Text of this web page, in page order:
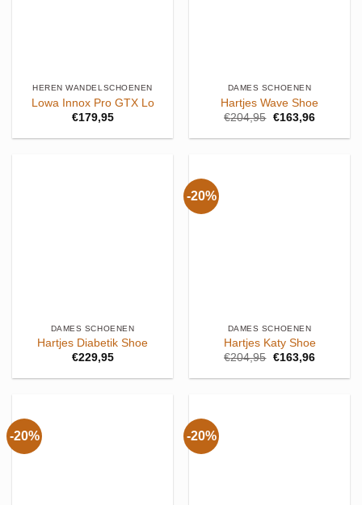
HEREN WANDELSCHOENEN
Lowa Innox Pro GTX Lo
€179,95
DAMES SCHOENEN
Hartjes Wave Shoe
€204,95 Oorspronkelijke
was:
€163,96Huidige
is:
DAMES SCHOENEN
Hartjes Diabetik Shoe
€229,95
-20%
DAMES SCHOENEN
Hartjes Katy Shoe
€204,95 Oorspronkelijke
was:
€163,96Huidige
is:
-20% -20%